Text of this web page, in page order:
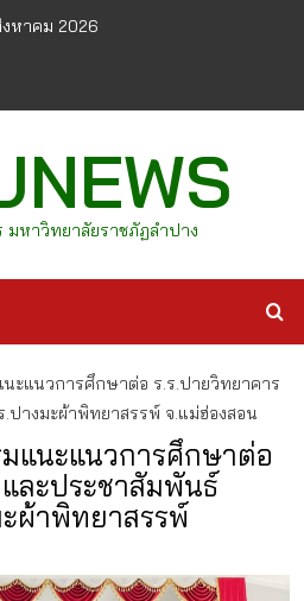
หาคม 2026
มหาวิทยาลัยราชภัฏลำปาง
ะแนวการศึกษาต่อ ร.ร.ปายวิทยาคาร
ปางมะผ้าพิทยาสรรพ์ จ.แม่ฮ่องสอน
แนะแนวการศึกษาต่อ
ละประชาสัมพันธ์
ผ้าพิทยาสรรพ์